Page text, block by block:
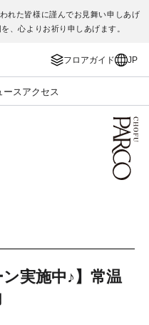
れた皆様に謹んでお見舞い申しあげ
、心よりお祈り申しあげます。
フロアガイド JP
ース アクセス
ン実施中♪】常温